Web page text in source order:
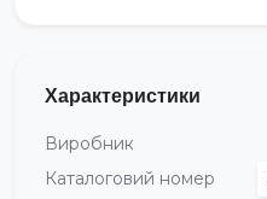
Характеристики
Виробник
Каталоговий номер